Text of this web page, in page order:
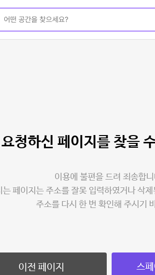
요청하신 페이지를 찾을
이용에 불편을 드려 죄송합
는 페이지는 주소를 잘못 입력하였거나 삭
주소를 다시 한 번 확인해 주시기
이전 페이지 스